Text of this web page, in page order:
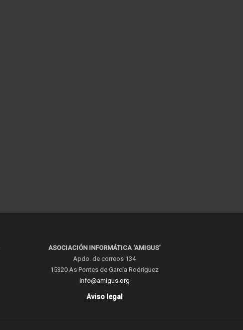
ASOCIACIÓN INFORMÁTICA ‘AMIGUS’
Apdo. de correos 134
15320 As Pontes de García Rodríguez
info@amigus.org
Aviso legal